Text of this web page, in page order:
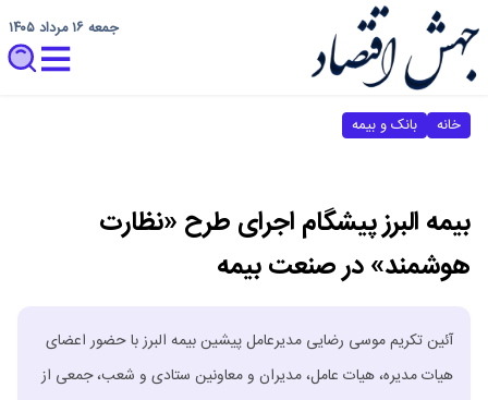
جمعه ۱۶ مرداد ۱۴۰۵
خانه بانک و بیمه
بیمه البرز پیشگام اجرای طرح «نظارت
هوشمند» در صنعت بیمه
آئین تکریم موسی رضایی مدیرعامل پیشین بیمه البرز با حضور اعضای
هیات مدیره، هیات عامل، مدیران و معاونین ستادی و شعب، جمعی از